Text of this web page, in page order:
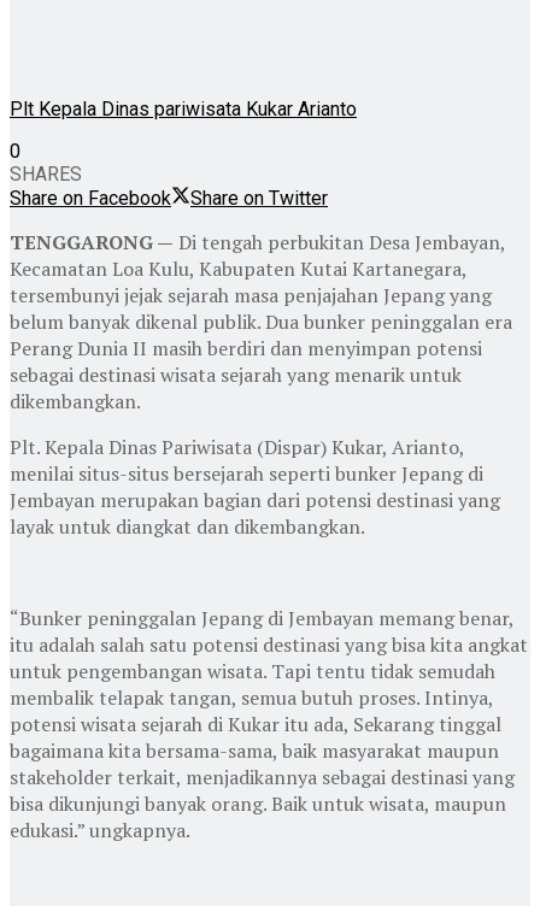
Plt Kepala Dinas pariwisata Kukar Arianto
0
SHARES
Share on Facebook
Share on Twitter
TENGGARONG — Di tengah perbukitan Desa Jembayan,
Kecamatan Loa Kulu, Kabupaten Kutai Kartanegara,
tersembunyi jejak sejarah masa penjajahan Jepang yang
belum banyak dikenal publik. Dua bunker peninggalan era
Perang Dunia II masih berdiri dan menyimpan potensi
sebagai destinasi wisata sejarah yang menarik untuk
dikembangkan.
Plt. Kepala Dinas Pariwisata (Dispar) Kukar, Arianto,
menilai situs-situs bersejarah seperti bunker Jepang di
Jembayan merupakan bagian dari potensi destinasi yang
layak untuk diangkat dan dikembangkan.
“Bunker peninggalan Jepang di Jembayan memang benar,
itu adalah salah satu potensi destinasi yang bisa kita angkat
untuk pengembangan wisata. Tapi tentu tidak semudah
membalik telapak tangan, semua butuh proses. Intinya,
potensi wisata sejarah di Kukar itu ada, Sekarang tinggal
bagaimana kita bersama-sama, baik masyarakat maupun
stakeholder terkait, menjadikannya sebagai destinasi yang
bisa dikunjungi banyak orang. Baik untuk wisata, maupun
edukasi.” ungkapnya.